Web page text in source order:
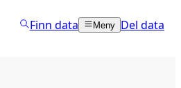
Finn data Meny Del data